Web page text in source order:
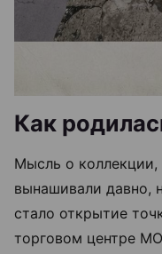
Как
Мысль о
вынашивали давно,
стало открытие
торговом центре